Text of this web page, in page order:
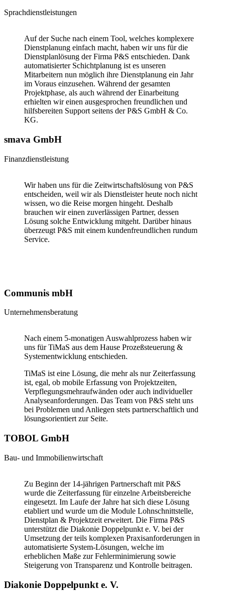
Sprachdienstleistungen
Auf der Suche nach einem Tool, welches komplexere
Dienstplanung einfach macht, haben wir uns für die
Dienstplanlösung der Firma P&S entschieden. Dank
automatisierter Schichtplanung ist es unseren
Mitarbeitern nun möglich ihre Dienstplanung ein Jahr
im Voraus einzusehen. Während der gesamten
Projektphase, als auch während der Einarbeitung
erhielten wir einen ausgesprochen freundlichen und
hilfsbereiten Support seitens der P&S GmbH & Co.
KG.
smava GmbH
Finanzdienstleistung
Wir haben uns für die Zeitwirtschaftslösung von P&S
entscheiden, weil wir als Dienstleister heute noch nicht
wissen, wo die Reise morgen hingeht. Deshalb
brauchen wir einen zuverlässigen Partner, dessen
Lösung solche Entwicklung mitgeht. Darüber hinaus
überzeugt P&S mit einem kundenfreundlichen rundum
Service.
Communis mbH
Unternehmensberatung
Nach einem 5-monatigen Auswahlprozess haben wir
uns für TiMaS aus dem Hause Prozeßsteuerung &
Systementwicklung entschieden.
TiMaS ist eine Lösung, die mehr als nur Zeiterfassung
ist, egal, ob mobile Erfassung von Projektzeiten,
Verpflegungsmehraufwänden oder auch individueller
Analyseanforderungen. Das Team von P&S steht uns
bei Problemen und Anliegen stets partnerschaftlich und
lösungsorientiert zur Seite.
TOBOL GmbH
Bau- und Immobilienwirtschaft
Zu Beginn der 14-jährigen Partnerschaft mit P&S
wurde die Zeiterfassung für einzelne Arbeitsbereiche
eingesetzt. Im Laufe der Jahre hat sich diese Lösung
etabliert und wurde um die Module Lohnschnittstelle,
Dienstplan & Projektzeit erweitert. Die Firma P&S
unterstützt die Diakonie Doppelpunkt e. V. bei der
Umsetzung der teils komplexen Praxisanforderungen in
automatisierte System-Lösungen, welche im
erheblichen Maße zur Fehlerminimierung sowie
Steigerung von Transparenz und Kontrolle beitragen.
Diakonie Doppelpunkt e. V.